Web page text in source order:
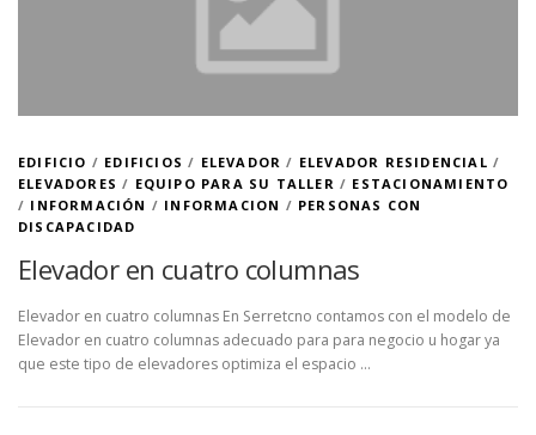
EDIFICIO / EDIFICIOS / ELEVADOR / ELEVADOR RESIDENCIAL /
ELEVADORES / EQUIPO PARA SU TALLER / ESTACIONAMIENTO
/ INFORMACIÓN / INFORMACION / PERSONAS CON
DISCAPACIDAD
Elevador en cuatro columnas
Elevador en cuatro columnas En Serretcno contamos con el modelo de
Elevador en cuatro columnas adecuado para para negocio u hogar ya
que este tipo de elevadores optimiza el espacio …